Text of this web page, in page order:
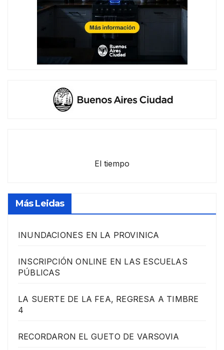
El tiempo
Más Leidas
INUNDACIONES EN LA PROVINICA
INSCRIPCIÓN ONLINE EN LAS ESCUELAS
PÚBLICAS
LA SUERTE DE LA FEA, REGRESA A TIMBRE
4
RECORDARON EL GUETO DE VARSOVIA